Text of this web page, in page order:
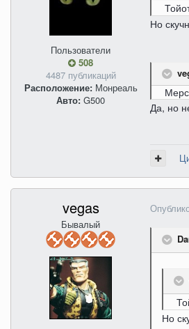
Пользователи
508
4487 публикаций
Расположение:Монреаль
Авто: G500
Но
Да, но
vegas
Бывалый
Но